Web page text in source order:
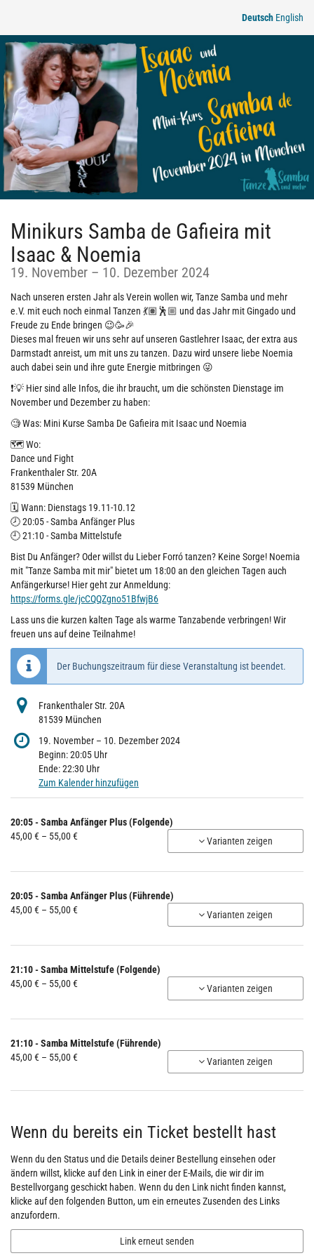
Inhalt
springen
Deutsch English
Minikurs Samba de Gafieira mit
Isaac & Noemia
19. November – bis
10. Dezember 2024
Nach unseren ersten Jahr als Verein wollen wir, Tanze Samba und mehr
e.V. mit euch noch einmal Tanzen 💃🏽🕺🏼 und das Jahr mit Gingado und
Freude zu Ende bringen 😉🥳🎉
Dieses mal freuen wir uns sehr auf unseren Gastlehrer Isaac, der extra aus
Darmstadt anreist, um mit uns zu tanzen. Dazu wird unsere liebe Noemia
auch dabei sein und ihre gute Energie mitbringen 😜
❗️💡 Hier sind alle Infos, die ihr braucht, um die schönsten Dienstage im
November und Dezember zu haben:
🧐 Was: Mini Kurse Samba De Gafieira mit Isaac und Noemia
🗺️ Wo:
Dance und Fight
Frankenthaler Str. 20A
81539 München
🗓️ Wann: Dienstags 19.11-10.12
🕗 20:05 - Samba Anfänger Plus
🕘 21:10 - Samba Mittelstufe
Bist Du Anfänger? Oder willst du Lieber Forró tanzen? Keine Sorge! Noemia
mit "Tanze Samba mit mir" bietet um 18:00 an den gleichen Tagen auch
Anfängerkurse! Hier geht zur Anmeldung:
https://forms.gle/jcCQQZgno51BfwjB6
Lass uns die kurzen kalten Tage als warme Tanzabende verbringen! Wir
freuen uns auf deine Teilnahme!
Der Buchungszeitraum für diese Veranstaltung ist beendet.
Frankenthaler Str. 20A
81539 München
19. November – bis
10. Dezember 2024
Beginn:20:05Uhr
Ende:22:30Uhr
Zum Kalender hinzufügen
Unkategorisierte
20:05 - Samba Anfänger Plus (Folgende)
von
45,00 € – 55,00 € Varianten zeigen
20:05 - Samba Anfänger Plus (Führende)
von
45,00 € – 55,00 € Varianten zeigen
21:10 - Samba Mittelstufe (Folgende)
von
45,00 € – 55,00 € Varianten zeigen
21:10 - Samba Mittelstufe (Führende)
von
45,00 € – 55,00 € Varianten zeigen
Wenn du bereits ein Ticket bestellt hast
Wenn du den Status und die Details deiner Bestellung einsehen oder
ändern willst, klicke auf den Link in einer der E-Mails, die wir dir im
Bestellvorgang geschickt haben. Wenn du den Link nicht finden kannst,
klicke auf den folgenden Button, um ein erneutes Zusenden des Links
anzufordern.
Link erneut senden